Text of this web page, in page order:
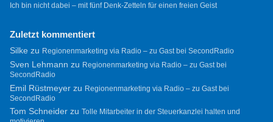
Ich bin nicht dabei – mit fünf Denk-Zetteln für einen freien Geist
Zuletzt kommentiert
Silkezu Regionenmarketing via Radio – zu Gast bei SecondRadio
Sven Lehmann zu Regionenmarketing via Radio – zu Gast bei
SecondRadio
Emil Rüstmeyerzu Regionenmarketing via Radio – zu Gast bei
SecondRadio
Tom Schneiderzu Tolle Mitarbeiter in der Steuerkanzlei halten und